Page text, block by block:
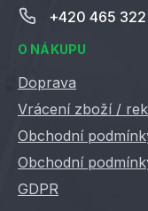
+420 465 322
O NÁKUPU
Doprava
Vrácení zboží /
Obchodní
Obchodní
GDPR